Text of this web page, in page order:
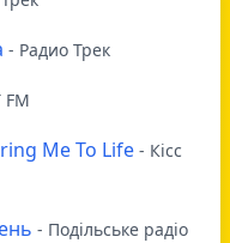
- Радио Трек
FM
Me To Life - Кісс
- Подільське радіо